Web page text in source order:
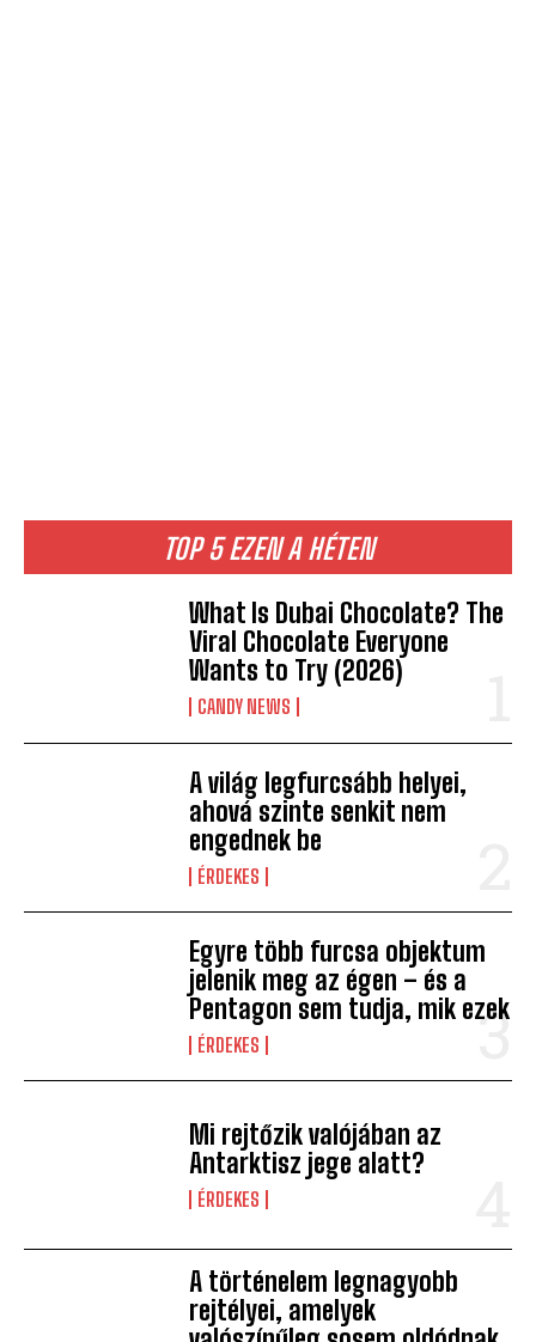
TOP 5 EZEN A HÉTEN
What Is Dubai Chocolate? The
Viral Chocolate Everyone
Wants to Try (2026)
CANDY NEWS
A világ legfurcsább helyei,
ahová szinte senkit nem
engednek be
ÉRDEKES
Egyre több furcsa objektum
jelenik meg az égen – és a
Pentagon sem tudja, mik ezek
ÉRDEKES
Mi rejtőzik valójában az
Antarktisz jege alatt?
ÉRDEKES
A történelem legnagyobb
rejtélyei, amelyek